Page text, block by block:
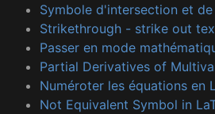
Symbole d'intersection et
Strikethrough - strike out
Passer en mode
Partial Derivatives of
Numéroter les équations en
Not Equivalent Symbol in